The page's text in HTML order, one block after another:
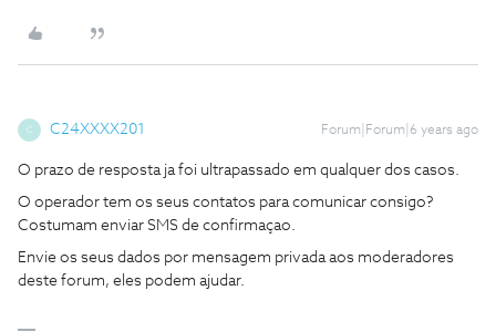
C C24XXXX201 Forum|Forum|6 years ago
O prazo de resposta ja foi ultrapassado em qualquer dos casos.
O operador tem os seus contatos para comunicar consigo?
Costumam enviar SMS de confirmaçao.
Envie os seus dados por mensagem privada aos moderadores
deste forum, eles podem ajudar.